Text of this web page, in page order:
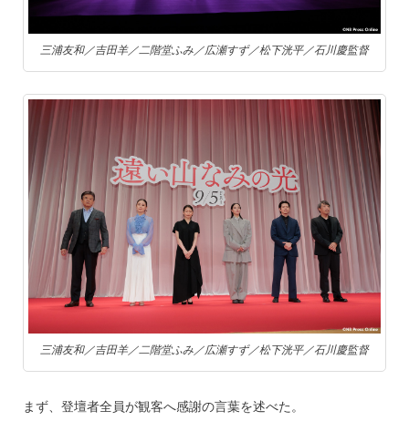
三浦友和／吉田羊／二階堂ふみ／広瀬すず／松下洸平／石川慶監督
三浦友和／吉田羊／二階堂ふみ／広瀬すず／松下洸平／石川慶監督
まず、登壇者全員が観客へ感謝の言葉を述べた。